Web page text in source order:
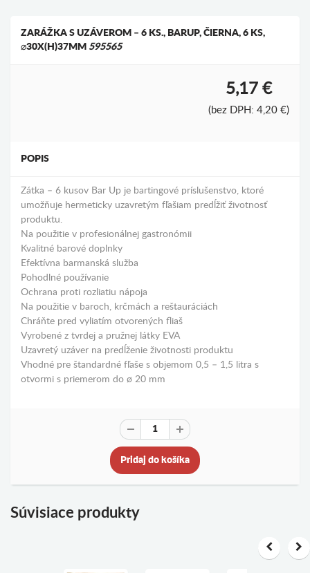
ZARÁŽKA S UZÁVEROM – 6 KS., BARUP, ČIERNA, 6 KS,
⌀30X(H)37MM 595565
5,17 €
(bez DPH: 4,20 €)
POPIS
Zátka – 6 kusov Bar Up je bartingové príslušenstvo, ktoré
umožňuje hermeticky uzavretým fľašiam predĺžiť životnosť
produktu.
Na použitie v profesionálnej gastronómii
Kvalitné barové doplnky
Efektívna barmanská služba
Pohodlné používanie
Ochrana proti rozliatiu nápoja
Na použitie v baroch, krčmách a reštauráciách
Chráňte pred vyliatím otvorených fliaš
Vyrobené z tvrdej a pružnej látky EVA
Uzavretý uzáver na predĺženie životnosti produktu
Vhodné pre štandardné fľaše s objemom 0,5 – 1,5 litra s
otvormi s priemerom do ø 20 mm
Pridaj do košíka
Súvisiace produkty